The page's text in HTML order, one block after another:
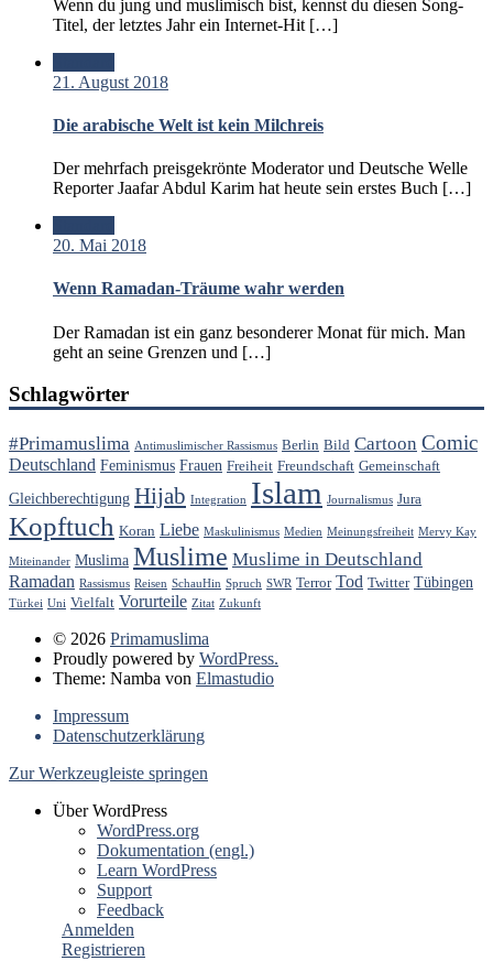
Wenn du jung und muslimisch bist, kennst du diesen Song-
Titel, der letztes Jahr ein Internet-Hit […]
21. August 2018
Die arabische Welt ist kein Milchreis
Der mehrfach preisgekrönte Moderator und Deutsche Welle
Reporter Jaafar Abdul Karim hat heute sein erstes Buch […]
20. Mai 2018
Wenn Ramadan-Träume wahr werden
Der Ramadan ist ein ganz besonderer Monat für mich. Man
geht an seine Grenzen und […]
Schlagwörter
#Primamuslima Antimuslimischer Rassismus Berlin Bild Cartoon Comic
Deutschland Feminismus Frauen Freiheit Freundschaft Gemeinschaft
Gleichberechtigung Hijab Integration Islam Journalismus Jura
Kopftuch Koran Liebe Maskulinismus Medien Meinungsfreiheit Mervy Kay
Miteinander Muslima Muslime Muslime in Deutschland
Ramadan Rassismus Reisen SchauHin Spruch SWR Terror Tod Twitter Tübingen
Türkei Uni Vielfalt Vorurteile Zitat Zukunft
© 2026 Primamuslima
Proudly powered by WordPress.
Theme: Namba von Elmastudio
Impressum
Datenschutzerklärung
Zur Werkzeugleiste springen
Über WordPress
WordPress.org
Dokumentation (engl.)
Learn WordPress
Support
Feedback
Anmelden
Registrieren